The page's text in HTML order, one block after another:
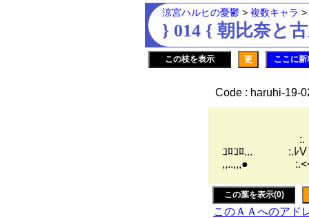
涼宮ハルヒの憂鬱 > 複数キャラ >
} 014 { 朝比奈と
この枝を表示 更 ここに
Code : haruhi-19-
:.（;ﾟдﾟ
ｺﾛｺﾛ... :.ﾚV
,,..,,,● :.<<:.
この葉を表示(0)
このＡＡへのアド